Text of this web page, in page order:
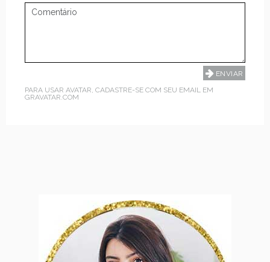
PARA USAR AVATAR, CADASTRE-SE COM SEU EMAIL EM
GRAVATAR.COM